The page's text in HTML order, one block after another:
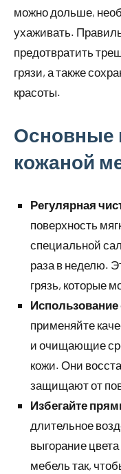
можно дольше,
ухаживать.
предотвратить
грязи, а также
красоты.
Основные
кожаной
Регулярная
поверхность
специальной
раза в неделю.
грязь, которые
применяйте
и очищающие
кожи. Они
защищают от
Избегайте
длительное
выгорание
мебель так,